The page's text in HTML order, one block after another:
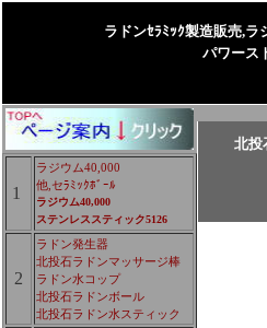
ラドンｾﾗﾐｯｸ製造販売,
パワース
1
ラジウム40,000
他,セﾗﾐｯｸﾎﾞｰﾙ
ラジウム40,000
ステンレススティック5126
2
ラドン発生器
北投石ラドンマッサージ棒
ラドン水コップ
北投石ラドンボール
北投石ラドン水スティック
北投